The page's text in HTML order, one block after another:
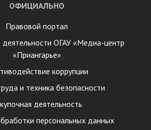
ОФИЦИАЛЬНО
Правовой портал
ОГАУ «Медиа-центр
«Приангарье»
коррупции
и техника безопасности
деятельность
персональных данных